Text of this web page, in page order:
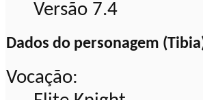
Versão 7.4
Dados do personagem
Vocação: